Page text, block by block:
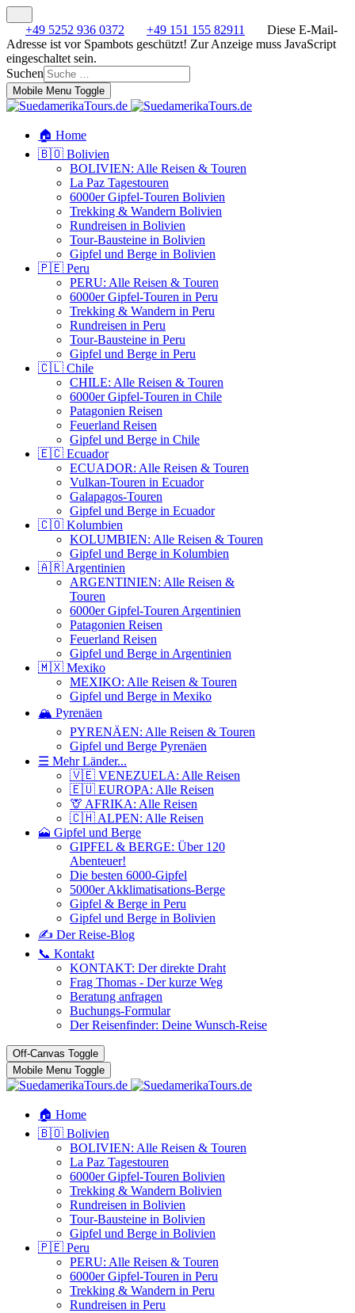
+49 5252 936 0372 +49 151 155 82911
Diese E-Mail-
Adresse ist vor Spambots geschützt! Zur Anzeige muss JavaScript
eingeschaltet sein.
Suchen
Mobile Menu Toggle
🏠 Home
🇧🇴 Bolivien
BOLIVIEN: Alle Reisen & Touren
La Paz Tagestouren
6000er Gipfel-Touren Bolivien
Trekking & Wandern Bolivien
Rundreisen in Bolivien
Tour-Bausteine in Bolivien
Gipfel und Berge in Bolivien
🇵🇪 Peru
PERU: Alle Reisen & Touren
6000er Gipfel-Touren in Peru
Trekking & Wandern in Peru
Rundreisen in Peru
Tour-Bausteine in Peru
Gipfel und Berge in Peru
🇨🇱 Chile
CHILE: Alle Reisen & Touren
6000er Gipfel-Touren in Chile
Patagonien Reisen
Feuerland Reisen
Gipfel und Berge in Chile
🇪🇨 Ecuador
ECUADOR: Alle Reisen & Touren
Vulkan-Touren in Ecuador
Galapagos-Touren
Gipfel und Berge in Ecuador
🇨🇴 Kolumbien
KOLUMBIEN: Alle Reisen & Touren
Gipfel und Berge in Kolumbien
🇦🇷 Argentinien
ARGENTINIEN: Alle Reisen &
Touren
6000er Gipfel-Touren Argentinien
Patagonien Reisen
Feuerland Reisen
Gipfel und Berge in Argentinien
🇲🇽 Mexiko
MEXIKO: Alle Reisen & Touren
Gipfel und Berge in Mexiko
🏔️ Pyrenäen
PYRENÄEN: Alle Reisen & Touren
Gipfel und Berge Pyrenäen
☰ Mehr Länder...
🇻🇪 VENEZUELA: Alle Reisen
🇪🇺 EUROPA: Alle Reisen
🦒 AFRIKA: Alle Reisen
🇨🇭 ALPEN: Alle Reisen
🗻 Gipfel und Berge
GIPFEL & BERGE: Über 120
Abenteuer!
Die besten 6000-Gipfel
5000er Akklimatisations-Berge
Gipfel & Berge in Peru
Gipfel und Berge in Bolivien
✍️ Der Reise-Blog
📞 Kontakt
KONTAKT: Der direkte Draht
Frag Thomas - Der kurze Weg
Beratung anfragen
Buchungs-Formular
Der Reisenfinder: Deine Wunsch-Reise
Off-Canvas Toggle
Mobile Menu Toggle
🏠 Home
🇧🇴 Bolivien
BOLIVIEN: Alle Reisen & Touren
La Paz Tagestouren
6000er Gipfel-Touren Bolivien
Trekking & Wandern Bolivien
Rundreisen in Bolivien
Tour-Bausteine in Bolivien
Gipfel und Berge in Bolivien
🇵🇪 Peru
PERU: Alle Reisen & Touren
6000er Gipfel-Touren in Peru
Trekking & Wandern in Peru
Rundreisen in Peru